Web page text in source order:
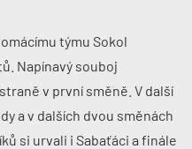
týmu Sokol
Napínavý souboj
v první směně. V další
a v dalších dvou směnách
si urvali i Sabaťáci a finále